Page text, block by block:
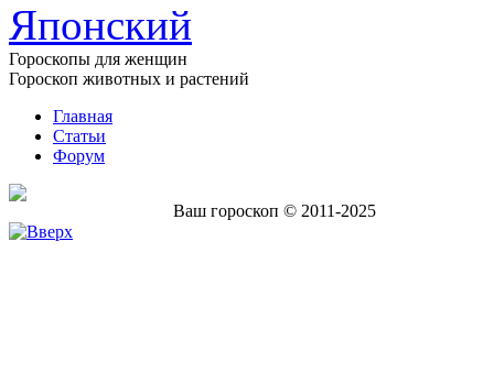
Японский
Гороскопы для женщин
Гороскоп животных и растений
Главная
Статьи
Форум
Ваш гороскоп © 2011-2025